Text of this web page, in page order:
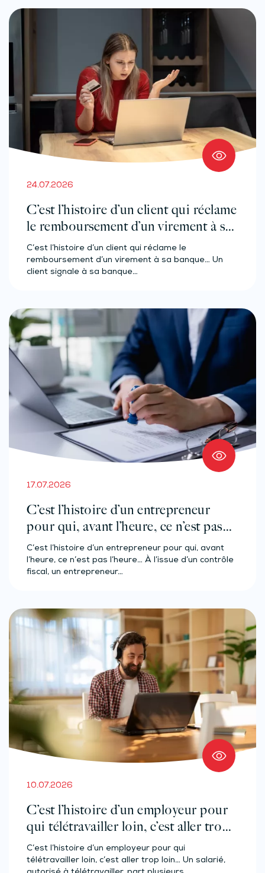
24.07.2026
C’est l’histoire d’un client qui réclame
le remboursement d’un virement à sa
banque…
C’est l’histoire d’un client qui réclame le
remboursement d’un virement à sa banque… Un
client signale à sa banque…
17.07.2026
C’est l’histoire d’un entrepreneur
pour qui, avant l’heure, ce n’est pas
l’heure…
C’est l’histoire d’un entrepreneur pour qui, avant
l’heure, ce n’est pas l’heure… À l’issue d’un contrôle
fiscal, un entrepreneur…
10.07.2026
C’est l’histoire d’un employeur pour
qui télétravailler loin, c’est aller trop
loin…
C’est l’histoire d’un employeur pour qui
télétravailler loin, c’est aller trop loin… Un salarié,